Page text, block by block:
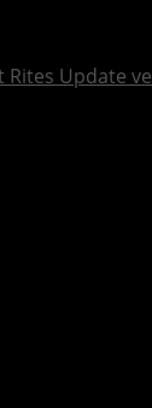
Rites Update